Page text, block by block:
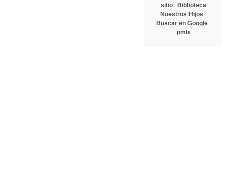
sitio
Biblioteca
Nuestros Hijos
Buscar en Google
pmb